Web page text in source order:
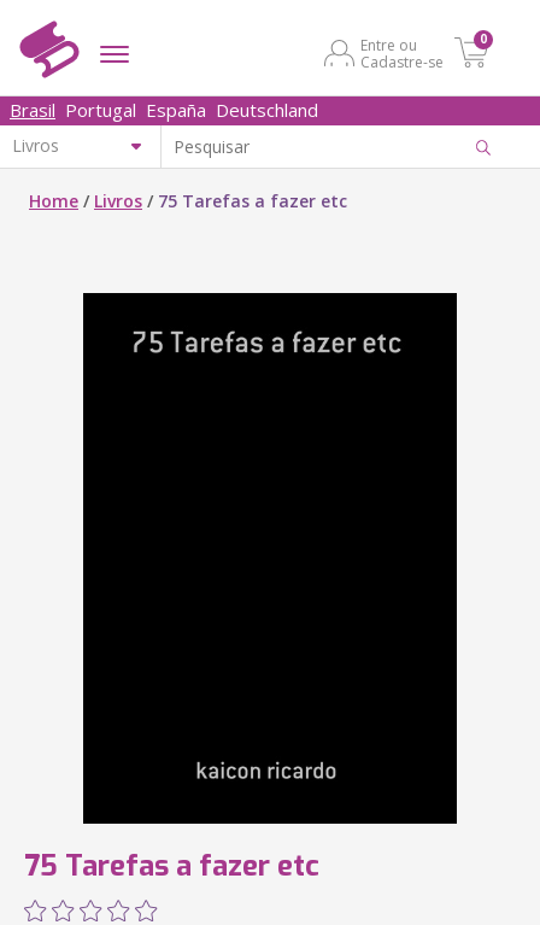
Entre ou
Cadastre-se
0
Brasil Portugal España Deutschland
Home / Livros / 75 Tarefas a fazer etc
75 Tarefas a fazer etc